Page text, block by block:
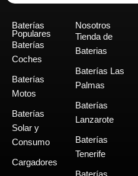
Baterías
Populares
Baterías
Coches
Baterías
Motos
Baterías
Solar y
Consumo
Cargadores
Nosotros
Tienda de
Baterias
Baterías Las
Palmas
Baterías
Lanzarote
Baterías
Tenerife